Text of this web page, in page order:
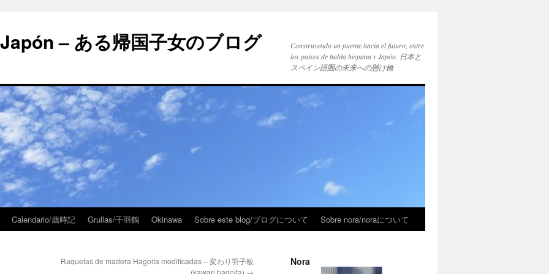
– ある帰国子女のブログ
Construyendo un puente hacia el futuro, entre
los países de habla hispana y Japón. 日本と
スペイン語圏の未来への懸け橋
Calendario/歳時記 Grullas/千羽鶴 Okinawa Sobre este blog/ブログについて Sobre nora/noraについて
Raquetas de madera Hagoita modificadas – 変わり羽子板
(kawari hagoita) →
Nora